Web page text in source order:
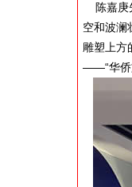
陈嘉庚
空和波澜
雕塑上方
——“华侨